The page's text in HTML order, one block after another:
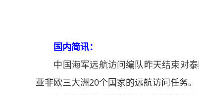
国内简讯：
中国海军远航访问编队昨天结束对泰
亚非欧三大洲20个国家的远航访问任务。